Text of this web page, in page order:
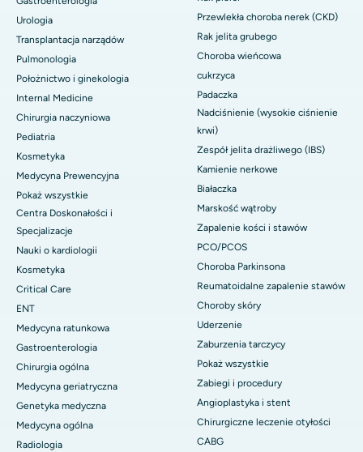
Urologia
Transplantacja narządów
Pulmonologia
Położnictwo i ginekologia
Internal Medicine
Chirurgia naczyniowa
Pediatria
Kosmetyka
Medycyna Prewencyjna
Pokaż wszystkie
Centra Doskonałości i
Specjalizacje
Nauki o kardiologii
Kosmetyka
Critical Care
ENT
Medycyna ratunkowa
Gastroenterologia
Chirurgia ogólna
Medycyna geriatryczna
Genetyka medyczna
Medycyna ogólna
Radiologia
Przewlekła choroba nerek (CKD)
Rak jelita grubego
Choroba wieńcowa
cukrzyca
Padaczka
Nadciśnienie (wysokie ciśnienie
krwi)
Zespół jelita drażliwego (IBS)
Kamienie nerkowe
Białaczka
Marskość wątroby
Zapalenie kości i stawów
PCO/PCOS
Choroba Parkinsona
Reumatoidalne zapalenie stawów
Choroby skóry
Uderzenie
Zaburzenia tarczycy
Pokaż wszystkie
Zabiegi i procedury
Angioplastyka i stent
Chirurgiczne leczenie otyłości
CABG